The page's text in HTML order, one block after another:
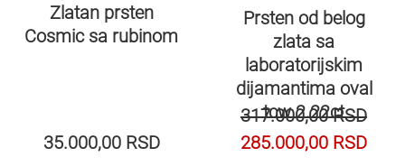
Zlatan prsten
Cosmic sa rubinom
35.000,00 RSD
Prsten od belog
zlata sa
laboratorijskim
dijamantima oval
tcw 2.22ct
317.000,00RSD
285.000,00 RSD